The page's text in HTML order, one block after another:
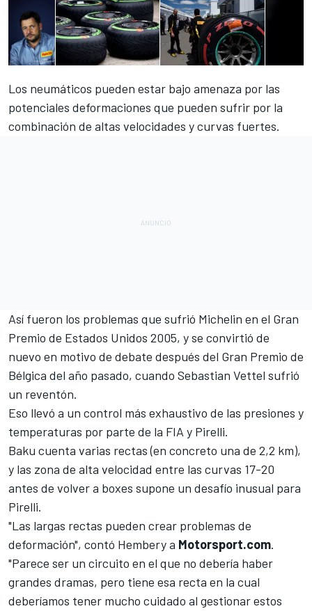
Los neumáticos pueden estar bajo amenaza por las
potenciales deformaciones que pueden sufrir por la
combinación de altas velocidades y curvas fuertes.
Así fueron los problemas que sufrió Michelin en el Gran
Premio de Estados Unidos 2005, y se convirtió de
nuevo en motivo de debate después del Gran Premio de
Bélgica del año pasado, cuando Sebastian Vettel sufrió
un reventón.
Eso llevó a un control más exhaustivo de las presiones y
temperaturas por parte de la FIA y Pirelli.
Baku cuenta varias rectas (en concreto una de 2,2 km),
y las zona de alta velocidad entre las curvas 17-20
antes de volver a boxes supone un desafío inusual para
Pirelli.
"Las largas rectas pueden crear problemas de
deformación", contó Hembery a Motorsport.com.
"Parece ser un circuito en el que no debería haber
grandes dramas, pero tiene esa recta en la cual
deberíamos tener mucho cuidado al gestionar estos